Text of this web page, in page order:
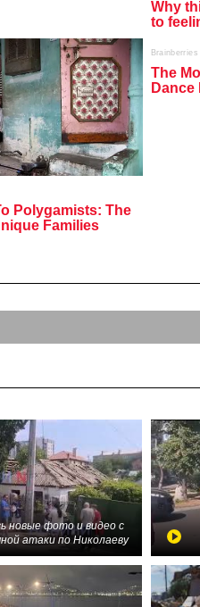
новые фото и видео с
атаки по Николаеву